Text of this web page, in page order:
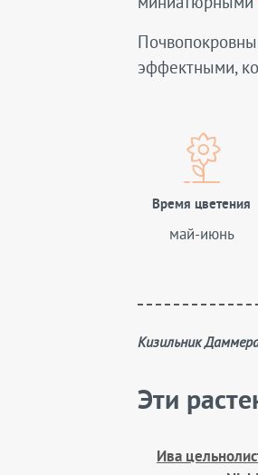
эффектными,
Время цветения
май-июнь
Кизильник
Эти
Ива